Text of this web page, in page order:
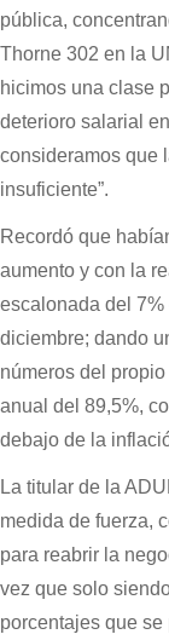
pública,
Thorne 302 en la
hicimos una clase
deterioro salarial
consideramos que
insuficiente”.
Recordó que
aumento y con la
escalonada del 7%
diciembre; dando
números del
anual del 89,5%,
debajo de la
La titular de la
medida de fuerza,
para reabrir la
vez que solo
porcentajes que